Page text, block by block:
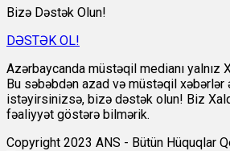
Bizə Dəstək Olun!
DƏSTƏK OL!
Azərbaycanda müstəqil medianı yalnız
Bu səbəbdən azad və müstəqil xəbərlər
istəyirsinizsə, bizə dəstək olun! Biz
fəaliyyət göstərə bilmərik.
Copyright 2023 ANS - Bütün Hüquqlar